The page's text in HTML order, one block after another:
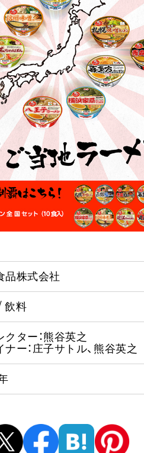
品株式会社
飲料
クター：熊谷英之
ナー：庄子サトル、熊谷英之